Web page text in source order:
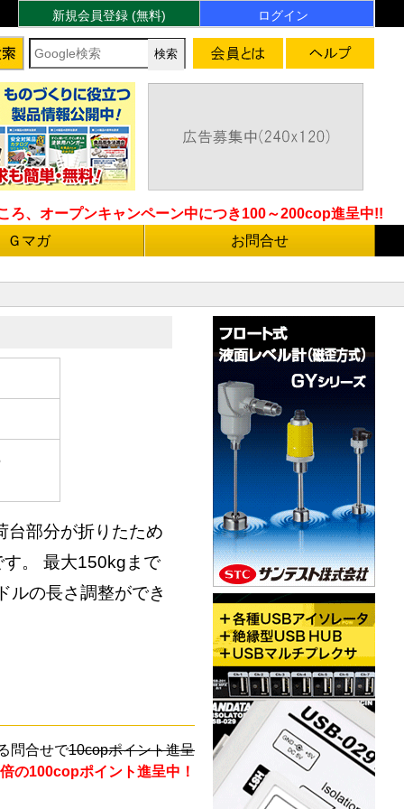
ログイン
新規会員登録 (無料)
ろ、オープンキャンペーン中につき100～200cop進呈中!!
Ｇマガ
お問合せ
台部分が折りたため
。 最大150kgまで
ルの長さ調整ができ
問合せで10copポイント進呈
の100copポイント進呈中！